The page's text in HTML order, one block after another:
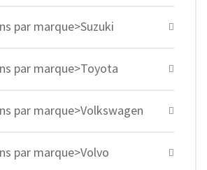
par marque>Suzuki
par marque>Toyota
par marque>Volkswagen
par marque>Volvo